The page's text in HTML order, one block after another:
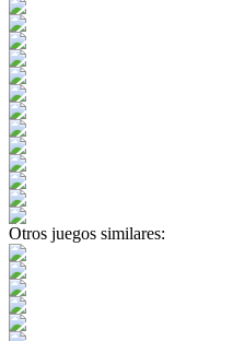
Otros juegos similares: